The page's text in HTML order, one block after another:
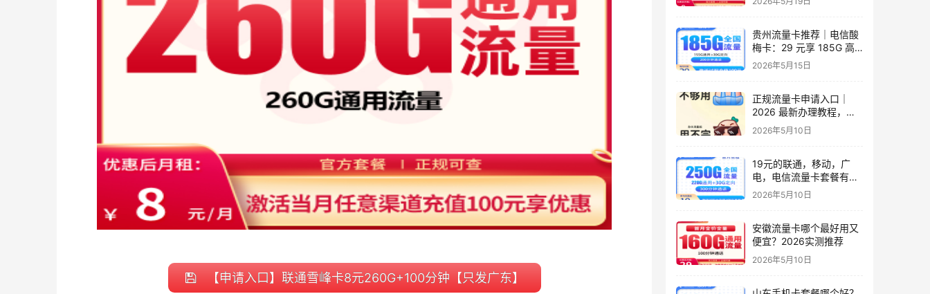
【申请入口】联通雪峰卡8元260G+100分钟【只发广东】
贵州流量卡推荐｜电信酸
梅卡：29 元享 185G 高
速流量 + 200 分钟，长期
2026年5月15日
正规流量卡申请入口｜
2026 最新办理教程，小
白零踩坑，附避坑技巧
2026年5月10日
19元的联通，移动，广
电，电信流量卡套餐有几
种？实测6款高性价比套
2026年5月10日
安徽流量卡哪个最好用又
便宜？2026实测推荐
2026年5月10日